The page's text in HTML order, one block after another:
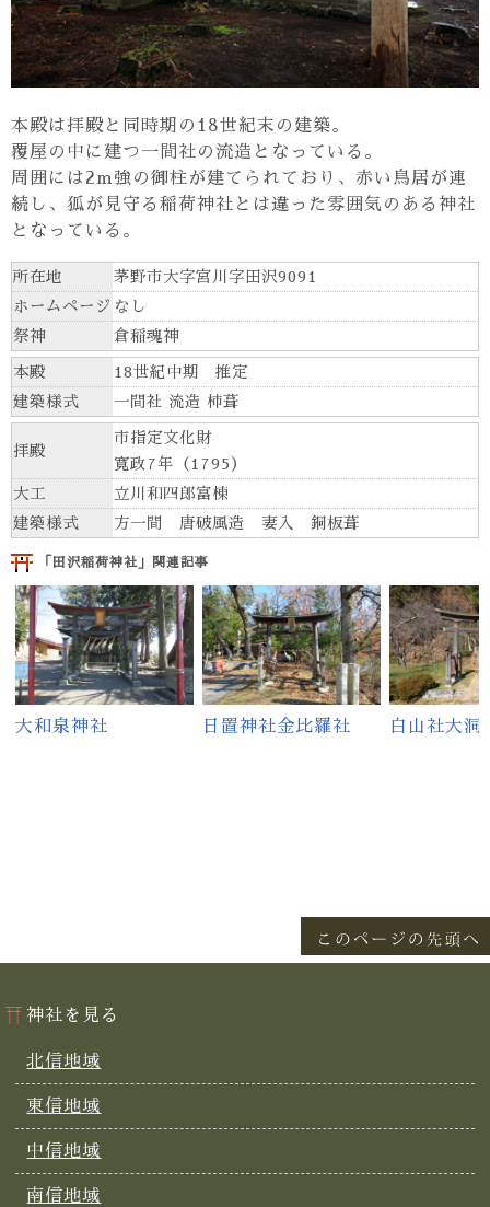
本殿は拝殿と同時期の18世紀末の建築。
覆屋の中に建つ一間社の流造となっている。
周囲には2m強の御柱が建てられており、赤い鳥居が連
続し、狐が見守る稲荷神社とは違った雰囲気のある神社
となっている。
所在地
茅野市大字宮川字田沢9091
ホームページ なし
祭神
倉稲魂神
本殿
18世紀中期 推定
建築様式
一間社 流造 柿葺
拝殿
市指定文化財
寛政7年（1795）
大工
立川和四郎富棟
建築様式
方一間 唐破風造 妻入 銅板葺
「田沢稲荷神社」関連記事
大和泉神社 日置神社金比羅社 白山社大洞
神社を見る
北信地域
東信地域
中信地域
南信地域